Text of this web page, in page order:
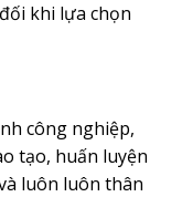
khi lựa chọn
công nghiệp,
tạo, huấn luyện
luôn luôn thân